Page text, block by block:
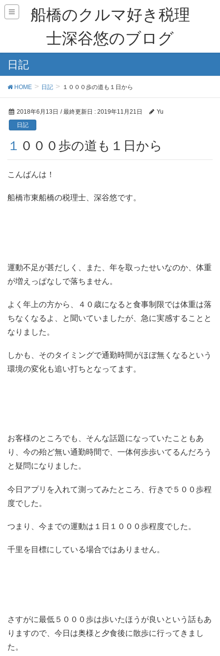
船橋のクルマ好き税理
士深谷悠のブログ
日記
HOME 日記 １０００歩の道も１日から
2018年6月13日 / 最終更新日 : 2019年11月21日
Yu
日記
１０００歩の道も１日から
こんばんは！
船橋市東船橋の税理士、深谷悠です。
運動不足が甚だしく、また、年を取ったせいなのか、体重
が増えっぱなしで落ちません。
よく年上の方から、４０歳になると食事制限では体重は落
ちなくなるよ、と聞いていましたが、急に実感することと
なりました。
しかも、そのタイミングで通勤時間がほぼ無くなるという
環境の変化も追い打ちとなってます。
お客様のところでも、そんな話題になっていたこともあ
り、今の殆ど無い通勤時間で、一体何歩歩いてるんだろう
と疑問になりました。
今日アプリを入れて測ってみたところ、行きで５００歩程
度でした。
つまり、今までの運動は１日１０００歩程度でした。
千里を目標にしている場合ではありません。
さすがに最低５０００歩は歩いたほうが良いという話もあ
りますので、今日は奥様と夕食後に散歩に行ってきまし
た。